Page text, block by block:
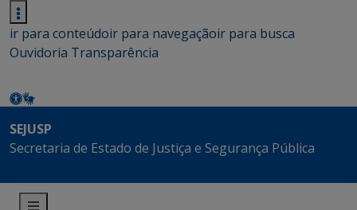
ir para conteúdoir para navegaçãoir para busca
Ouvidoria Transparência
SEJUSP
Secretaria de Estado de Justiça e Segurança Pública